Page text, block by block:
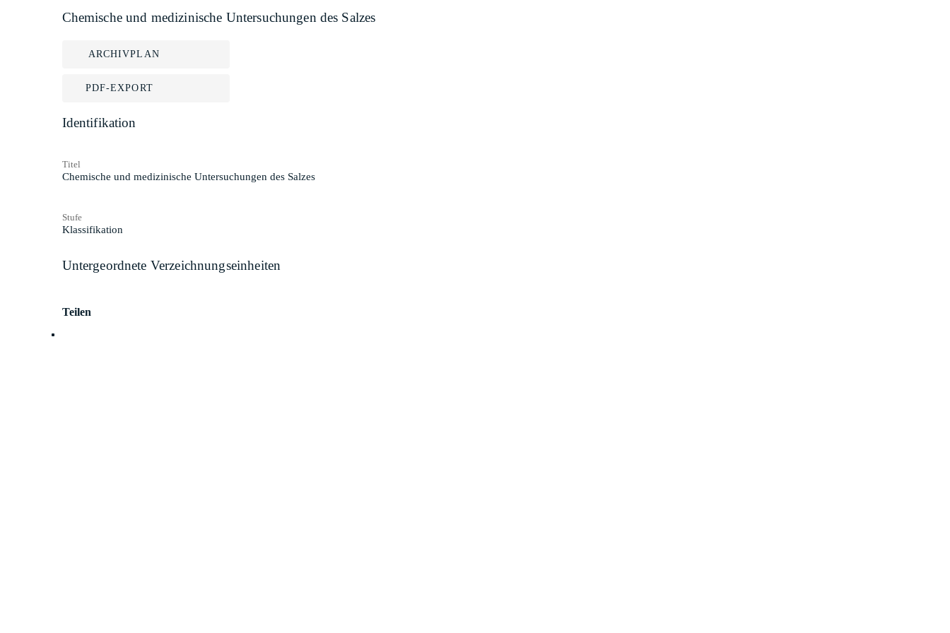
Chemische und medizinische Untersuchungen des Salzes
ARCHIVPLAN
PDF-EXPORT
Identifikation
Titel
Chemische und medizinische Untersuchungen des Salzes
Stufe
Klassifikation
Untergeordnete Verzeichnungseinheiten
Teilen